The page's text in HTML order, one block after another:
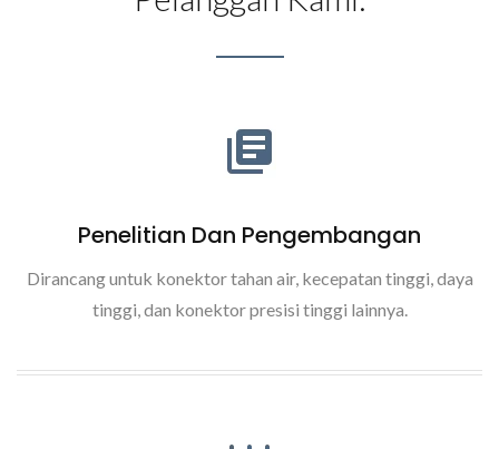
Penelitian Dan Pengembangan
Dirancang untuk konektor tahan air, kecepatan tinggi, daya
tinggi, dan konektor presisi tinggi lainnya.